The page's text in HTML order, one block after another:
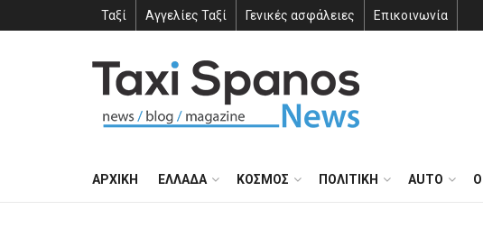
Ταξί Αγγελίες Ταξί Γενικές ασφάλειες Επικοινωνία
ΑΡΧΙΚΗ ΕΛΛΑΔΑ ΚΟΣΜΟΣ ΠΟΛΙΤΙΚΗ AUTO